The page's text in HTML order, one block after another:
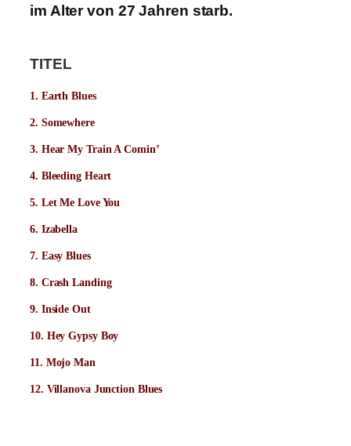
im Alter von 27 Jahren starb.
TITEL
1. Earth Blues
2. Somewhere
3. Hear My Train A Comin’
4. Bleeding Heart
5. Let Me Love You
6. Izabella
7. Easy Blues
8. Crash Landing
9. Inside Out
10. Hey Gypsy Boy
11. Mojo Man
12. Villanova Junction Blues